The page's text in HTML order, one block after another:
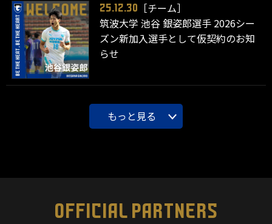
25.12.30
［チーム］
筑波大学 池谷 銀姿郎選手 2026シー
ズン新加入選手として仮契約のお知
らせ
もっと見る
OFFICIAL PARTNERS